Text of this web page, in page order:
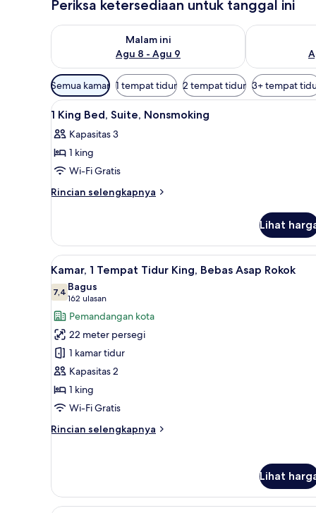
Periksa ketersediaan untuk tanggal ini
Malam ini
Agu 8 - Agu 9
Periksa ketersediaan untuk malam ini Agu 8 - Agu 9
Periksa
Filter
tersedia
untuk
kamar
Semua kamar 1 tempat tidur 2 tempat tidur 3+ tempat
Lihat
semua
foto
untuk
1
King
Nonsmoking
1
1 King Bed, Suite, Nonsmoking
Kapasitas 3
1 king
Wi-Fi Gratis
Rincian selengkapnya
Rincian
1
King
Bed,
Suite,
Nonsmoking
Lihat
Lihat
semua
foto
untuk
Kamar,
1
Tempat
Tidur
King,
Bebas
Asap
Brankas, meja kerja, dan
5
Kamar, 1 Tempat Tidur King, Bebas Asap Rokok
7,47,4 dari 10
Bagus
162 ulasan
(162
ulasan)
Pemandangan kota
22 meter persegi
1 kamar tidur
Kapasitas 2
1 king
Wi-Fi Gratis
Rincian selengkapnya
Rincian
1
Tempat
Lihat